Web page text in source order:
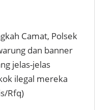
Camat, Polsek
dan banner
jelas-jelas
ilegal mereka
Rfq)